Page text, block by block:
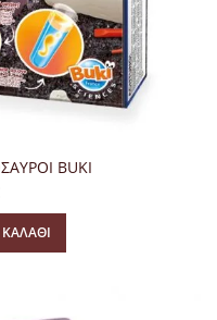
BUKI